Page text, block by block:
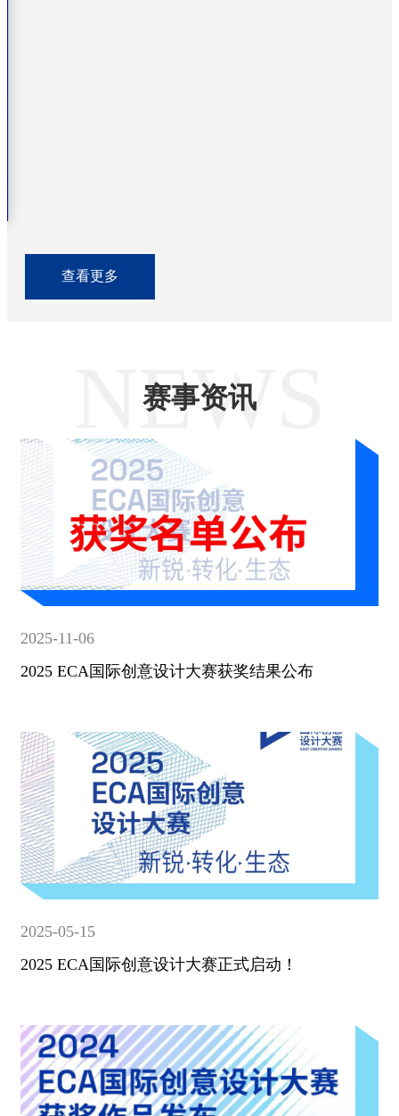
查看更多
赛事资讯
NEWS
2025-11-06
2025 ECA国际创意设计大赛获奖结果公布
2025-05-15
2025 ECA国际创意设计大赛正式启动！